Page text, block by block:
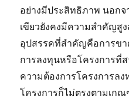
อย่างมีประสิทธิภาพ นอกจ
เขียวยังคงมีความสำคัญสู
อุปสรรคที่สำคัญคือการข
การลงทุนหรือโครงการที่
ความต้องการโครงการล
โครงการก็ไม่ตรงตามเก